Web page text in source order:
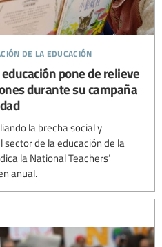
de la educación
pone de relieve
durante su campaña
la brecha social y
de la educación de la
la National Teachers’
anual.